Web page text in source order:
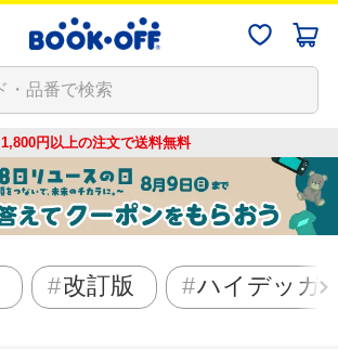
1,800円以上の注文で送料無料
改訂版 ハイデッガ